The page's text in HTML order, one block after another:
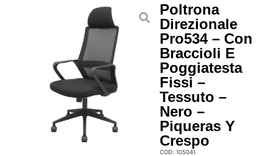
Poltrona
Direzionale
Pro534 – Con
Braccioli E
Poggiatesta
Fissi –
Tessuto –
Nero –
Piqueras Y
Crespo
COD: 105041